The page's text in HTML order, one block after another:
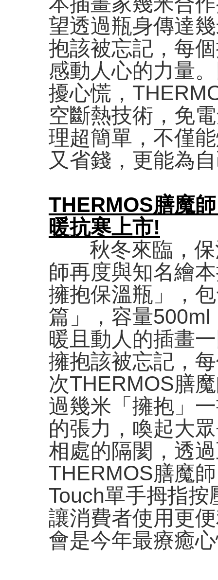
望透過瓶身傳達
抱該被忘記，每
感動人心的力量
擾心慌，
空斷熱技術，免
理超簡單，不僅
又省錢，更能為
THERMOS膳魔
暖抗寒上市!
秋冬來臨，
師再度與知名繪
擁抱保溫瓶」，
篇」，容量
暖且動人的插畫
擁抱該被忘記，
次THERMOS膳
過幾米「擁抱」
的張力，喚起大
相處的隔閡，透
THERMOS膳魔
Touch單手拇指
讓消費者使用更
會是今年最療癒